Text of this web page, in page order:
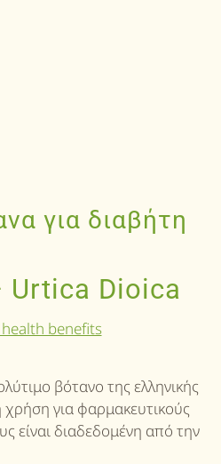
για διαβήτη
Urtica Dioica
βότανο της ελληνικής
για φαρμακευτικούς
είναι διαδεδομένη από την